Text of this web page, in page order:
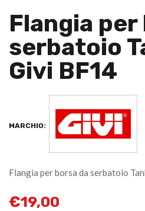
Flangia per
serbatoio
Givi BF14
MARCHIO:
Flangia per borsa da serbatoio
€19,00